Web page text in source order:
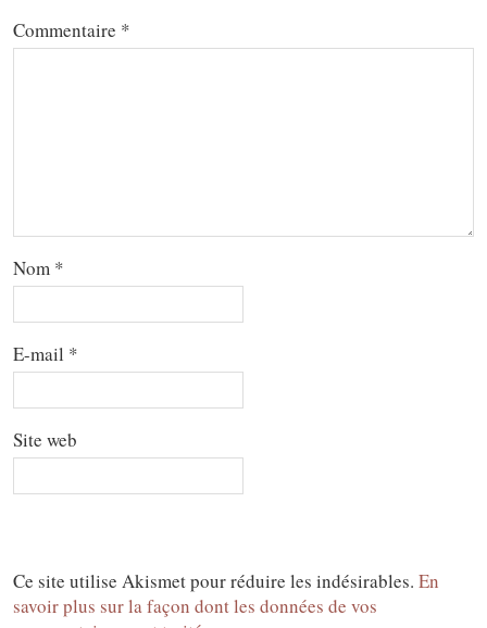
Commentaire *
Nom *
E-mail *
Site web
Ce site utilise Akismet pour réduire les indésirables. En
savoir plus sur la façon dont les données de vos